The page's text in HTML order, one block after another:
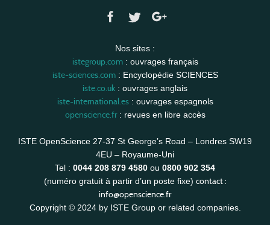
Nos sites :
istegroup.com: ouvrages français
iste-sciences.com: Encyclopédie SCIENCES
iste.co.uk : ouvrages anglais
iste-international.es: ouvrages espagnols
openscience.fr: revues en libre accès
ISTE OpenScience 27-37 St George’s Road – Londres SW19
4EU – Royaume-Uni
Tel : 0044 208 879 4580 ou 0800 902 354
(numéro gratuit à partir d’un poste fixe) contact :
info@openscience.fr
Copyright © 2024 by ISTE Group or related companies.